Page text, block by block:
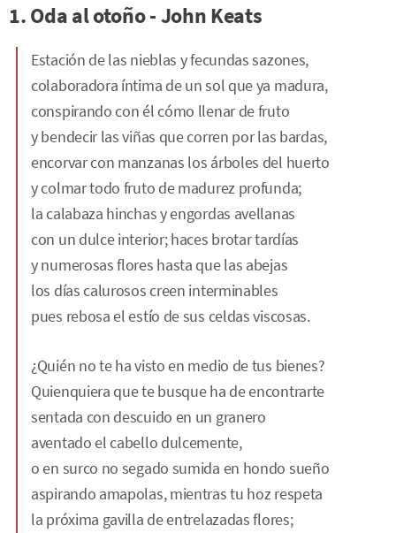
1. Oda al otoño - John Keats
Estación de las nieblas y fecundas sazones,
colaboradora íntima de un sol que ya madura,
conspirando con él cómo llenar de fruto
y bendecir las viñas que corren por las bardas,
encorvar con manzanas los árboles del huerto
y colmar todo fruto de madurez profunda;
la calabaza hinchas y engordas avellanas
con un dulce interior; haces brotar tardías
y numerosas flores hasta que las abejas
los días calurosos creen interminables
pues rebosa el estío de sus celdas viscosas.
¿Quién no te ha visto en medio de tus bienes?
Quienquiera que te busque ha de encontrarte
sentada con descuido en un granero
aventado el cabello dulcemente,
o en surco no segado sumida en hondo sueño
aspirando amapolas, mientras tu hoz respeta
la próxima gavilla de entrelazadas flores;